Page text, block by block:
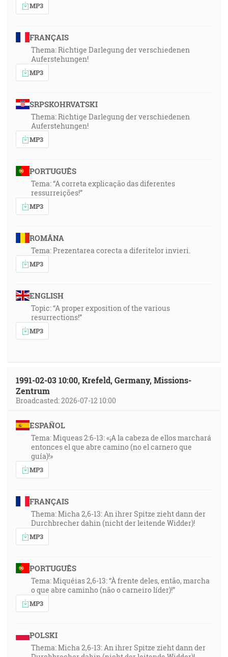
MP3
FRANÇAIS
Thema: Richtige Darlegung der verschiedenen
Auferstehungen!
MP3
SRPSKOHRVATSKI
Thema: Richtige Darlegung der verschiedenen
Auferstehungen!
MP3
PORTUGUÊS
Tema: “A correta explicação das diferentes
ressurreições!”
MP3
ROMÂNA
Tema: Prezentarea corecta a diferitelor invieri.
MP3
ENGLISH
Topic: “A proper exposition of the various
resurrections!”
MP3
1991-02-03 10:00, Krefeld, Germany, Missions-
Zentrum
Broadcasted: 2026-07-12 10:00
ESPAÑOL
Tema: Miqueas 2:6-13: «¡A la cabeza de ellos marchará
entonces el que abre camino (no el carnero que
guía)!»
MP3
FRANÇAIS
Thema: Micha 2,6-13: An ihrer Spitze zieht dann der
Durchbrecher dahin (nicht der leitende Widder)!
MP3
PORTUGUÊS
Tema: Miquéias 2,6-13: “À frente deles, então, marcha
o que abre caminho (não o carneiro líder)!”
MP3
POLSKI
Thema: Micha 2,6-13: An ihrer Spitze zieht dann der